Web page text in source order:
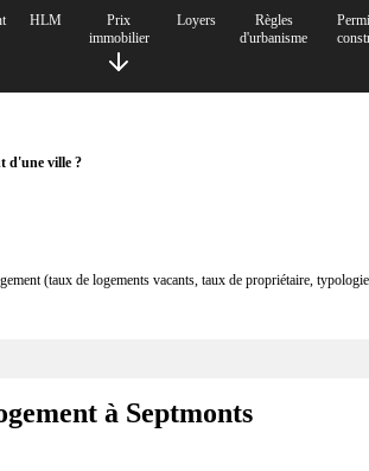
HLM
Prix
immobilier
Loyers
Règles
d'urbanisme
d'une ville ?
(taux de logements vacants, taux de propriétaire,
à Septmonts